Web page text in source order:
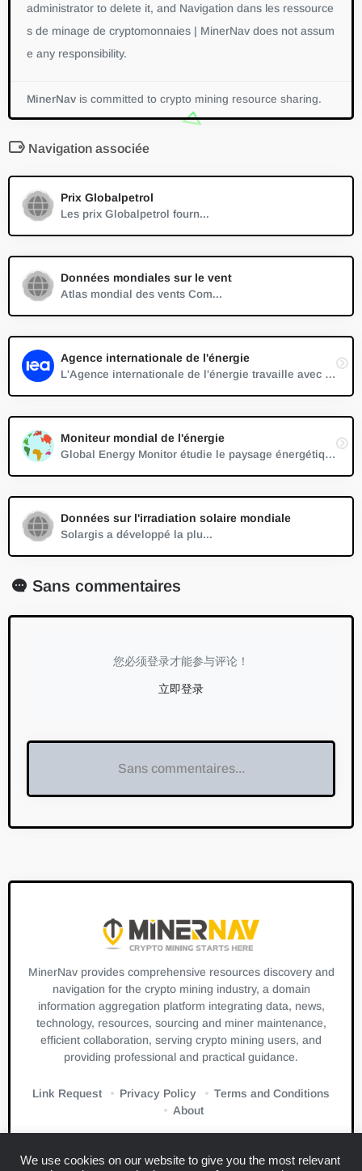
administrator to delete it, and Navigation dans les ressource
s de minage de cryptomonnaies | MinerNav does not assum
e any responsibility.
MinerNav is committed to crypto mining resource sharing.
Navigation associée
Prix Globalpetrol
Les prix Globalpetrol fourn...
Données mondiales sur le vent
Atlas mondial des vents Com...
Agence internationale de l'énergie
L'Agence internationale de l'énergie travaille avec des pays du monde entier pour façonner des politiques énergétiques en vue d'un avenir sûr et durable.
Moniteur mondial de l'énergie
Global Energy Monitor étudie le paysage énergétique international en évolution, créant des bases de données, des rapports et des outils interactifs qui améliorent la compréhension. Notre travail transforme la complexité en clarté, améliorant ainsi la qualité du discours public sur l'énergie et l'environnement.
Données sur l'irradiation solaire mondiale
Solargis a développé la plu...
Sans commentaires
您必须登录才能参与评论！
立即登录
Sans commentaires...
MinerNav provides comprehensive resources discovery and
navigation for the crypto mining industry, a domain
information aggregation platform integrating data, news,
technology, resources, sourcing and miner maintenance,
efficient collaboration, serving crypto mining users, and
providing professional and practical guidance.
Link Request Privacy Policy
Terms and Conditions
About
We use cookies on our website to give you the most relevant